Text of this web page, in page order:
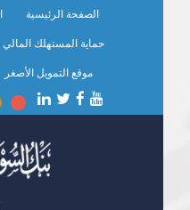
الصفحة الرئيسية
حماية المستهلك المالي
موقع التمويل الأصغر